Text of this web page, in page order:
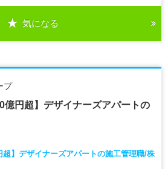
気になる
プ
億円超】デザイナーズアパートの
超】デザイナーズアパートの施工管理職/株